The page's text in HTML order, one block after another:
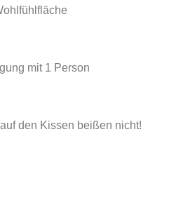
mit 1 Person
den Kissen beißen nicht!